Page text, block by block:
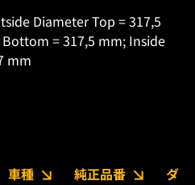
Diameter Top = 317,5
= 317,5 mm; Inside
mm
車種 純正品番 ダ